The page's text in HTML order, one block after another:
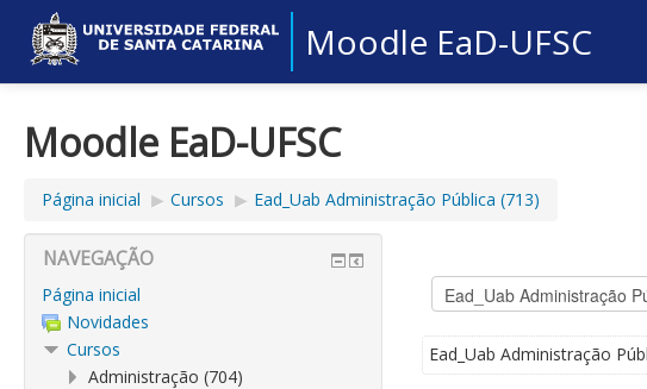
Moodle EaD-UFSC
Moodle EaD-UFSC
Página inicial ▶︎ Cursos ▶︎ Ead_Uab Administração Pública (713)
Ead_Uab Administração
NAVEGAÇÃO
Página inicial
Novidades
Cursos
Administração (704)